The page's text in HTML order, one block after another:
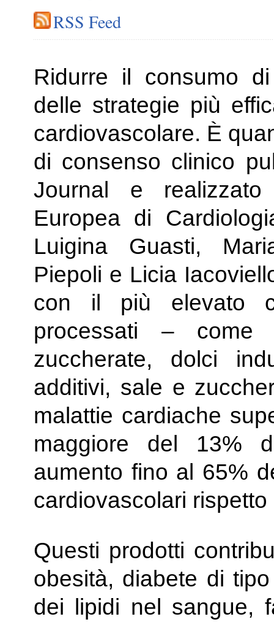
RSS Feed
Ridurre il consumo
delle strategie più
cardiovascolare. È
di consenso clinico
Journal e
Europea di
Luigina Guasti,
Piepoli e Licia
con il più elevato
processati – come
zuccherate, dolci
additivi, sale e
malattie cardiache
maggiore del 13%
aumento fino al 65%
cardiovascolari
Questi prodotti
obesità, diabete di
dei lipidi nel sangue,